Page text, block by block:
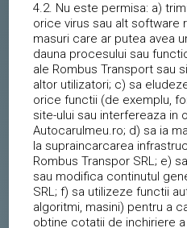
4.2. Nu este permisa: a)
orice virus sau alt software
masuri care ar putea avea
dauna procesului sau
ale Rombus Transport sau
altor utilizatori; c) sa
orice functii (de exemplu,
site-ului sau interfereaza in
Autocarulmeu.ro; d) sa ia
la supraincarcarea
Rombus Transpor SRL; e)
sau modifica continutul
SRL; f) sa utilizeze functii
algoritmi, masini) pentru a
obtine cotatii de inchiriere